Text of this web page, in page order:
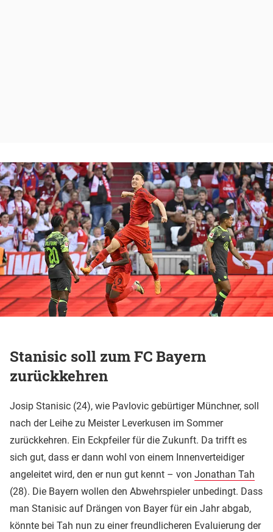
Stanisic soll zum FC Bayern
zurückkehren
Josip Stanisic (24), wie Pavlovic gebürtiger Münchner, soll
nach der Leihe zu Meister Leverkusen im Sommer
zurückkehren. Ein Eckpfeiler für die Zukunft. Da trifft es
sich gut, dass er dann wohl von einem Innenverteidiger
angeleitet wird, den er nun gut kennt – von Jonathan Tah
(28). Die Bayern wollen den Abwehrspieler unbedingt. Dass
man Stanisic auf Drängen von Bayer für ein Jahr abgab,
könnte bei Tah nun zu einer freundlicheren Evaluierung der